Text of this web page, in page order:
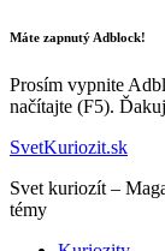
Máte zapnutý Adblock!
Prosím vypnite
načítajte (F5).
SvetKuriozit.sk
Svet kuriozít –
témy